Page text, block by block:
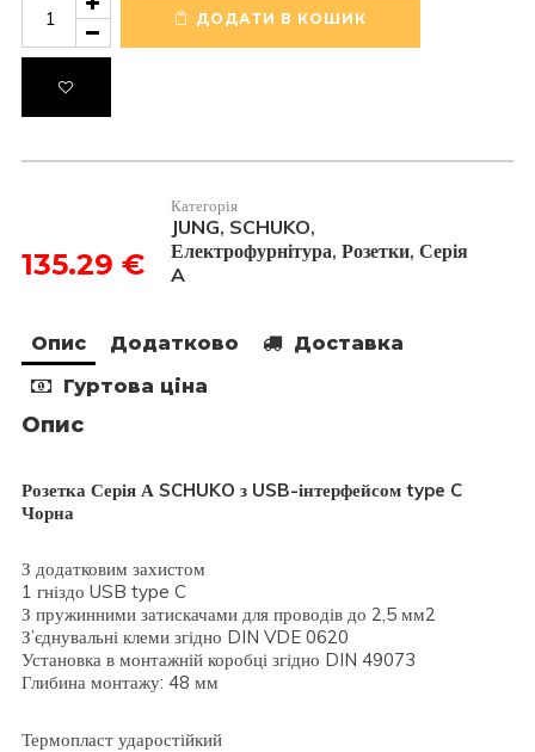
SСHUKO
з
C
18CSW
ДОДАТИ В КОШИК
135.29 €
Категорія
JUNG, SCHUKO,
Електрофурнітура, Розетки, Серія
A
Опис Додатково
Доставка
Гуртова ціна
Опис
Розетка Серія А SCHUKO з USB-інтерфейсом type C
Чорна
З додатковим захистом
1 гніздо USB type C
З пружинними затискачами для проводів до 2,5 мм2
З’єднувальні клеми згідно DIN VDE 0620
Установка в монтажній коробці згідно DIN 49073
Глибина монтажу: 48 мм
Термопласт ударостійкий